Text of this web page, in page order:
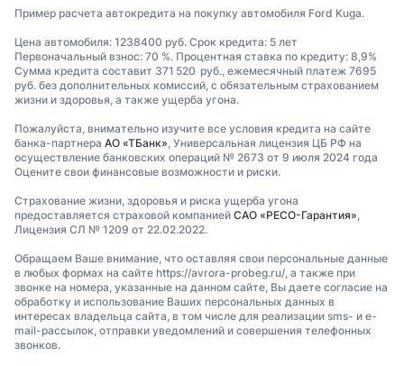
Пример расчета автокредита на покупку автомобиля Ford Kuga.
Цена автомобиля: 1238400 руб. Срок кредита: 5 лет
Первоначальный взнос: 70 %. Процентная ставка по кредиту: 8,9%
Сумма кредита составит 371 520 руб., ежемесячный платеж 7695
руб. без дополнительных комиссий, с обязательным страхованием
жизни и здоровья, а также ущерба угона.
Пожалуйста, внимательно изучите все условия кредита на сайте
банка-партнера АО «ТБанк», Универсальная лицензия ЦБ РФ на
осуществление банковских операций № 2673 от 9 июля 2024 года
Оцените свои финансовые возможности и риски.
Страхование жизни, здоровья и риска ущерба угона
предоставляется страховой компанией САО «РЕСО-Гарантия»,
Лицензия СЛ № 1209 от 22.02.2022.
Обращаем Ваше внимание, что оставляя свои персональные данные
в любых формах на сайте https://avrora-probeg.ru/, а также при
звонке на номера, указанные на данном сайте, Вы даете согласие на
обработку и использование Ваших персональных данных в
интересах владельца сайта, в том числе для реализации sms- и e-
mail-рассылок, отправки уведомлений и совершения телефонных
звонков.